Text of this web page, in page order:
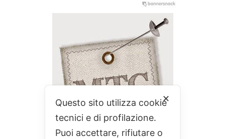
✕
Questo sito utilizza cookie
tecnici e di profilazione.
Puoi accettare, rifiutare o